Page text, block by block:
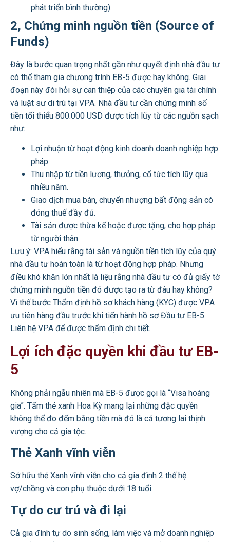
phát triển bình thường).
2, Chứng minh nguồn tiền (Source of
Funds)
Đây là bước quan trọng nhất gần như quyết định nhà đầu tư
có thể tham gia chương trình EB-5 được hay không. Giai
đoạn này đòi hỏi sự can thiệp của các chuyên gia tài chính
và luật sư di trú tại VPA. Nhà đầu tư cần chứng minh số
tiền tối thiểu 800.000 USD được tích lũy từ các nguồn sạch
như:
Lợi nhuận từ hoạt động kinh doanh doanh nghiệp hợp
pháp.
Thu nhập từ tiền lương, thưởng, cổ tức tích lũy qua
nhiều năm.
Giao dịch mua bán, chuyển nhượng bất động sản có
đóng thuế đầy đủ.
Tài sản được thừa kế hoặc được tặng, cho hợp pháp
từ người thân.
Lưu ý: VPA hiểu rằng tài sản và nguồn tiền tích lũy của quý
nhà đầu tư hoàn toàn là từ hoạt động hợp pháp. Nhưng
điều khó khăn lớn nhất là liệu rằng nhà đầu tư có đủ giấy tờ
chứng minh nguồn tiền đó được tạo ra từ đâu hay không?
Vì thế bước Thẩm định hồ sơ khách hàng (KYC) được VPA
ưu tiên hàng đầu trước khi tiến hành hồ sơ Đầu tư EB-5.
Liên hệ VPA để được thẩm định chi tiết.
Lợi ích đặc quyền khi đầu tư EB-
5
Không phải ngẫu nhiên mà EB-5 được gọi là “Visa hoàng
gia”. Tấm thẻ xanh Hoa Kỳ mang lại những đặc quyền
không thể đo đếm bằng tiền mà đó là cả tương lai thịnh
vượng cho cả gia tộc.
Thẻ Xanh vĩnh viễn
Sở hữu thẻ Xanh vĩnh viễn cho cả gia đình 2 thế hệ:
vợ/chồng và con phụ thuộc dưới 18 tuổi.
Tự do cư trú và đi lại
Cả gia đình tự do sinh sống, làm việc và mở doanh nghiệp